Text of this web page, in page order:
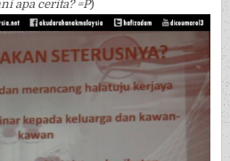
apa cerita? =P)